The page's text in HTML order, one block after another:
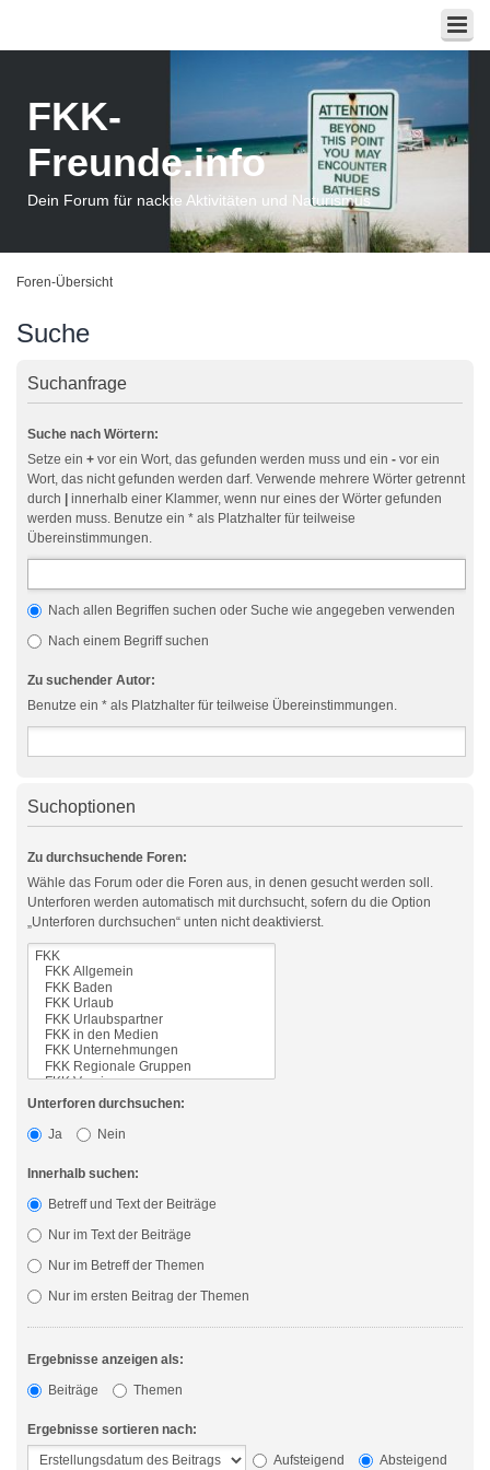
FKK-
Freunde.info
Dein Forum für nackte Aktivitäten und Naturismus
Foren-Übersicht
Suche
Suchanfrage
Suche nach Wörtern:
Setze ein + vor ein Wort, das gefunden werden muss und ein - vor ein
Wort, das nicht gefunden werden darf. Verwende mehrere Wörter getrennt
durch
innerhalb einer Klammer, wenn nur eines der Wörter gefunden
werden muss. Benutze ein * als Platzhalter für teilweise
Übereinstimmungen.
Nach allen Begriffen suchen oder Suche wie angegeben verwenden
Nach einem Begriff suchen
Zu suchender Autor:
Benutze ein * als Platzhalter für teilweise Übereinstimmungen.
Suchoptionen
Zu durchsuchende Foren:
Wähle das Forum oder die Foren aus, in denen gesucht werden soll.
Unterforen werden automatisch mit durchsucht, sofern du die Option
„Unterforen durchsuchen“ unten nicht deaktivierst.
Unterforen durchsuchen:
Ja
Nein
Innerhalb suchen:
Betreff und Text der Beiträge
Nur im Text der Beiträge
Nur im Betreff der Themen
Nur im ersten Beitrag der Themen
Ergebnisse anzeigen als:
Beiträge
Themen
Ergebnisse sortieren nach:
Aufsteigend
Absteigend